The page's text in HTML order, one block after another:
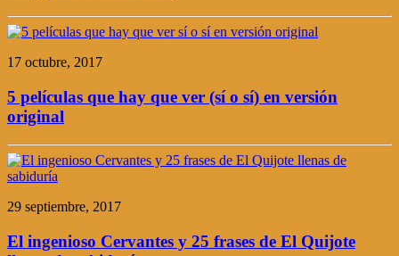
17 octubre, 2017
5 películas que hay que ver (sí o sí) en versión
original
29 septiembre, 2017
El ingenioso Cervantes y 25 frases de El Quijote